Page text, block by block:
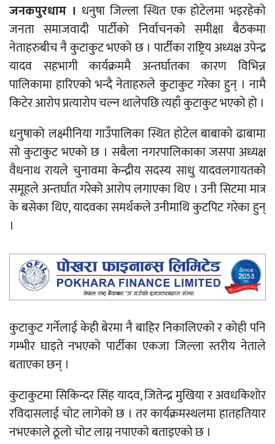
जनकपुरधाम । धनुषा जिल्ला स्थित एक होटेलमा भइरहेको
जनता समाजवादी पार्टीको निर्वाचनको समीक्षा बैठकमा
नेताहरुबीच नै कुटाकुट भएको छ । पार्टीका राष्ट्रिय अध्यक्ष उपेन्द्र
यादव सहभागी कार्यक्रममै अन्तर्घातका कारण विभिन्न
पालिकामा हारिएको भन्दै नेताहरुले कुटाकुट गरेका हुन् । नामै
किटेर आरोप प्रत्यारोप चल्न थालेपछि त्यहाँ कुटाकुट भएको हो ।
धनुषाको लक्ष्मीनिया गाउँपालिका स्थित होटेल बाबाको ढाबामा
सो कुटाकुट भएको छ । सबैला नगरपालिकाका जसपा अध्यक्ष
वैधनाथ रायले चुनावमा केन्द्रीय सदस्य साधु यादवलगायतको
समूहले अन्तर्घात गरेको आरोप लगाएका थिए । उनी सिटमा मात्र
के बसेका थिए, यादवका समर्थकले उनीमाथि कुटपिट गरेका हुन्
।
कुटाकुट गर्नेलाई केही बेरमा नै बाहिर निकालिएको र कोही पनि
गम्भीर घाइते नभएको पार्टीका एकजा जिल्ला स्तरीय नेताले
बताएका छन् ।
कुटाकुटमा सिकिन्दर सिंह यादव, जितेन्द्र मुखिया र अवधकिशोर
रविदासलाई चोट लागेको छ । तर कार्यक्रमस्थलमा हातहतियार
नभएकाले ठूलो चोट लाग्न नपाएको बताइएको छ ।